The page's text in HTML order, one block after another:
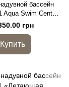
бассейн
Aqua Swim Center
x 48 см, 600 л
грн
Купить